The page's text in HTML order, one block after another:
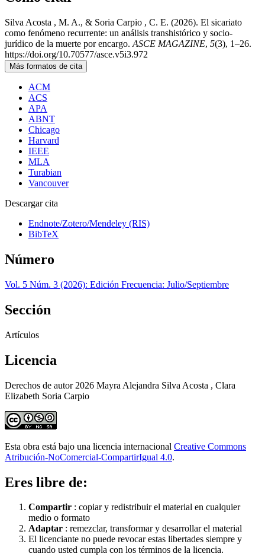
Silva Acosta , M. A., & Soria Carpio , C. E. (2026). El sicariato
como fenómeno recurrente: un análisis transhistórico y socio-
jurídico de la muerte por encargo. ASCE MAGAZINE, 5(3), 1–26.
https://doi.org/10.70577/asce.v5i3.972
Más formatos de cita
ACM
ACS
APA
ABNT
Chicago
Harvard
IEEE
MLA
Turabian
Vancouver
Descargar cita
Endnote/Zotero/Mendeley (RIS)
BibTeX
Número
Vol. 5 Núm. 3 (2026): Edición Frecuencia: Julio/Septiembre
Sección
Artículos
Licencia
Derechos de autor 2026 Mayra Alejandra Silva Acosta , Clara
Elizabeth Soria Carpio
Esta obra está bajo una licencia internacional Creative Commons
Atribución-NoComercial-CompartirIgual 4.0.
Eres libre de:
Compartir : copiar y redistribuir el material en cualquier
medio o formato
Adaptar : remezclar, transformar y desarrollar el material
El licenciante no puede revocar estas libertades siempre y
cuando usted cumpla con los términos de la licencia.